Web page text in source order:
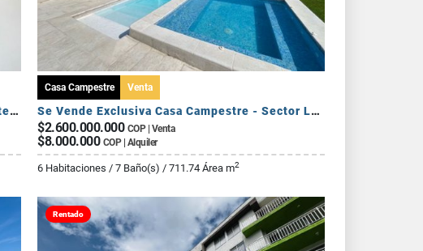
Se Vende Apartamento - Sector Avenida Centenario
Casa Campestre Venta
Se Vende Exclusiva Casa Campestre - Sector La Tebaida
$2.600.000.000 COP | Venta
$8.000.000 COP | Alquiler
6 Habitaciones / 7 Baño(s) / 711.74 Área m2
Rentado